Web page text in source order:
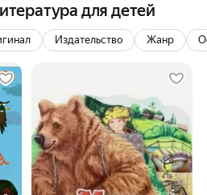
для детей
Издательство Жанр